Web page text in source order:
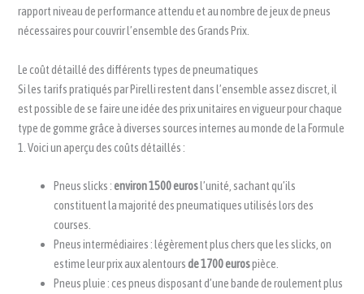
rapport niveau de performance attendu et au nombre de jeux de pneus
nécessaires pour couvrir l’ensemble des Grands Prix.
Le coût détaillé des différents types de pneumatiques
Si les tarifs pratiqués par Pirelli restent dans l’ensemble assez discret, il
est possible de se faire une idée des prix unitaires en vigueur pour chaque
type de gomme grâce à diverses sources internes au monde de la Formule
1. Voici un aperçu des coûts détaillés :
Pneus slicks :environ 1500 eurosl’unité, sachant qu’ils
constituent la majorité des pneumatiques utilisés lors des
courses.
Pneus intermédiaires : légèrement plus chers que les slicks, on
estime leur prix aux alentoursde 1700 eurospièce.
Pneus pluie : ces pneus disposant d’une bande de roulement plus